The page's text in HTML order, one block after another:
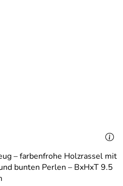
– farbenfrohe Holzrassel mit
bunten Perlen – BxHxT 9.5